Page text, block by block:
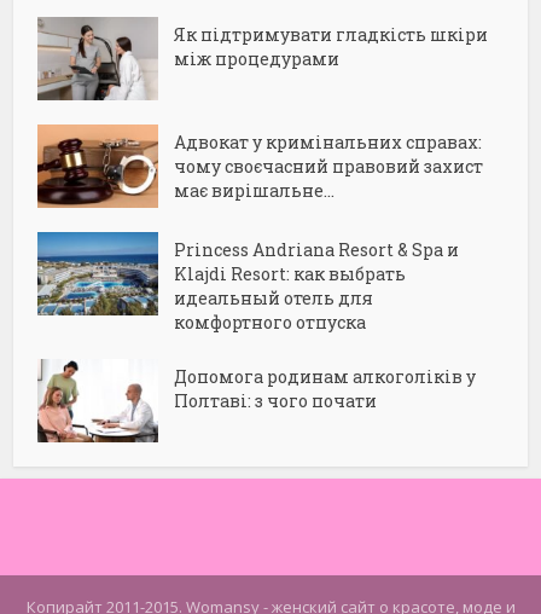
Як підтримувати гладкість шкіри
між процедурами
Адвокат у кримінальних справах:
чому своєчасний правовий захист
має вирішальне...
Princess Andriana Resort & Spa и
Klajdi Resort: как выбрать
идеальный отель для
комфортного отпуска
Допомога родинам алкоголіків у
Полтаві: з чого почати
Копирайт 2011-2015. Womansy - женский сайт о красоте, моде и